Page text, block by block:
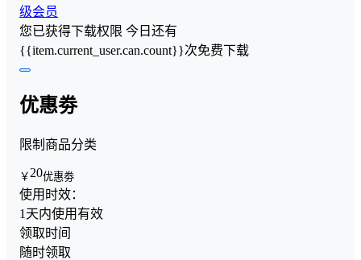
级会员
您已获得下载权限 今日还有
{{item.current_user.can.count}}次免费下载
优惠劵
限制商品分类
￥ 20优惠劵
使用时效：
1天内使用有效
领取时间
随时领取